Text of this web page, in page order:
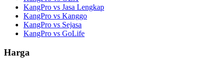
KangPro vs Jasa Lengkap
KangPro vs Kanggo
KangPro vs Sejasa
KangPro vs GoLife
Harga